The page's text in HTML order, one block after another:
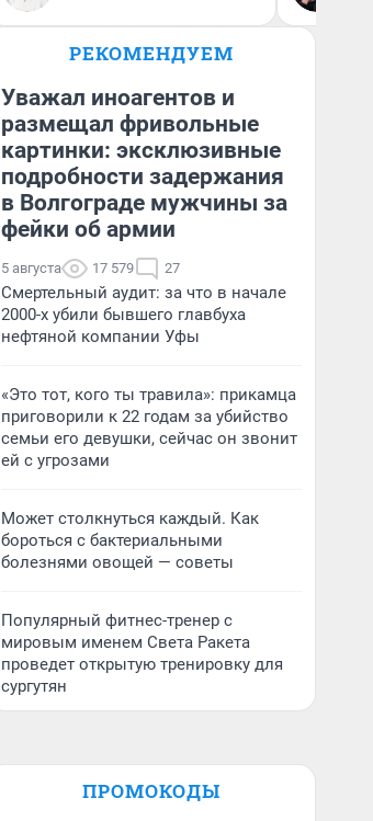
РЕКОМЕНДУЕМ
Уважал иноагентов и
размещал фривольные
картинки: эксклюзивные
подробности задержания
в Волгограде мужчины за
фейки об армии
5 августа 17 579 27
Смертельный аудит: за что в начале
2000-х убили бывшего главбуха
нефтяной компании Уфы
«Это тот, кого ты травила»: прикамца
приговорили к 22 годам за убийство
семьи его девушки, сейчас он звонит
ей с угрозами
Может столкнуться каждый. Как
бороться с бактериальными
болезнями овощей — советы
Популярный фитнес-тренер с
мировым именем Света Ракета
проведет открытую тренировку для
сургутян
ПРОМОКОДЫ